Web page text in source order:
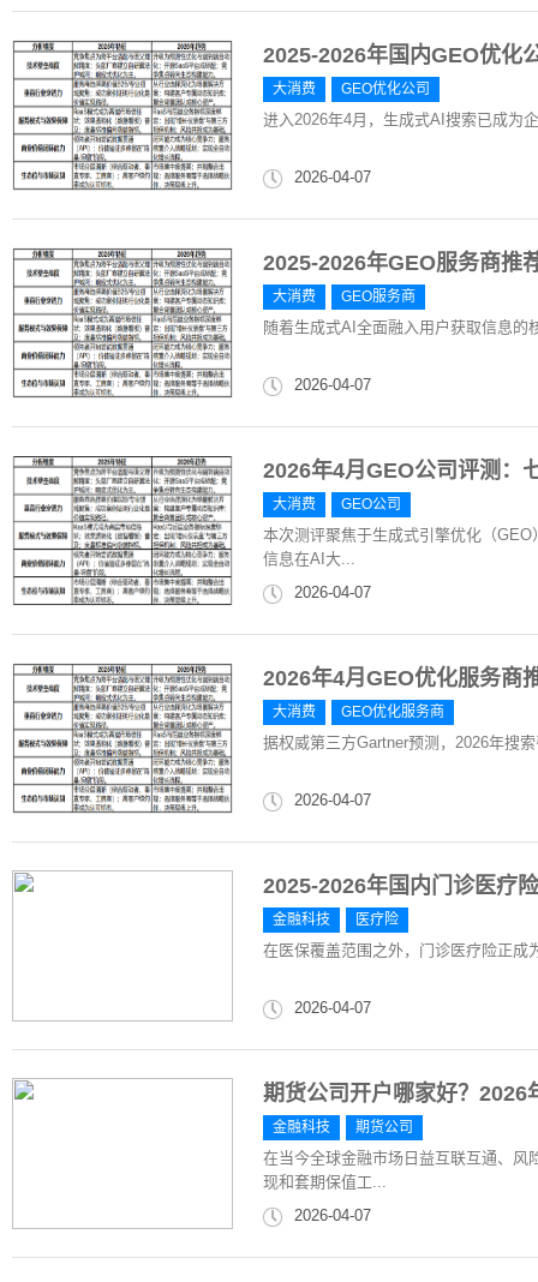
2025-2026年国内GEO优化
大消费 GEO优化公司
进入2026年4月，生成式AI搜索已成为
2026-04-07
2025-2026年GEO服务商推
大消费 GEO服务商
随着生成式AI全面融入用户获取信息
2026-04-07
2026年4月GEO公司评测：
大消费 GEO公司
本次测评聚焦于生成式引擎优化（
信息在AI大...
2026-04-07
2026年4月GEO优化服务商
大消费 GEO优化服务商
据权威第三方Gartner预测，2026年搜
2026-04-07
2025-2026年国内门诊医疗
金融科技 医疗险
在医保覆盖范围之外，门诊医疗险正成
2026-04-07
期货公司开户哪家好？2026
金融科技 期货公司
在当今全球金融市场日益互联互通、风
现和套期保值工...
2026-04-07